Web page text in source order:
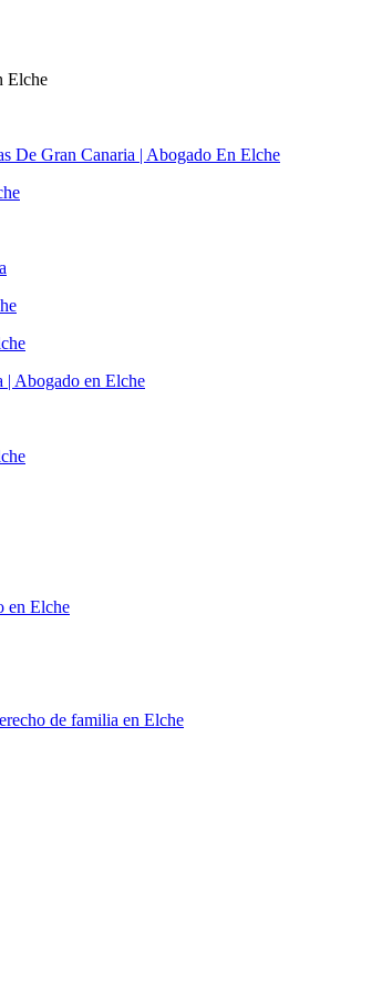
Elche
De Gran Canaria | Abogado En Elche
| Abogado en Elche
en Elche
de familia en Elche